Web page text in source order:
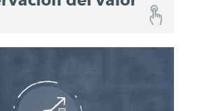
Operations Center™ siempre
sobre el estado de cada una de